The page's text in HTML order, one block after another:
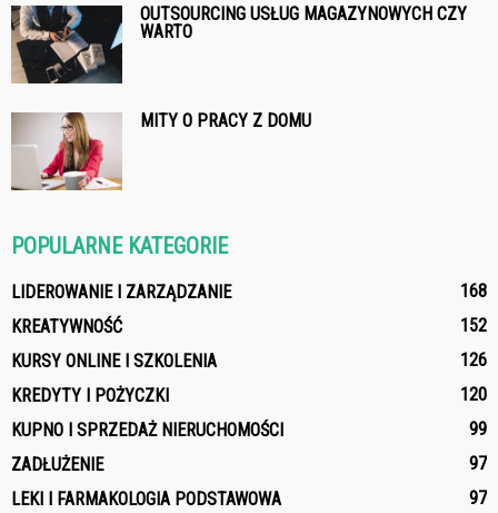
OUTSOURCING USŁUG MAGAZYNOWYCH CZY
WARTO
MITY O PRACY Z DOMU
POPULARNE KATEGORIE
LIDEROWANIE I ZARZĄDZANIE
168
KREATYWNOŚĆ
152
KURSY ONLINE I SZKOLENIA
126
KREDYTY I POŻYCZKI
120
KUPNO I SPRZEDAŻ NIERUCHOMOŚCI
99
ZADŁUŻENIE
97
LEKI I FARMAKOLOGIA PODSTAWOWA
97